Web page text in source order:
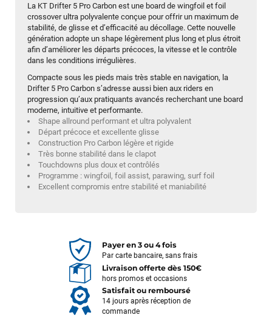
La KT Drifter 5 Pro Carbon est une board de wingfoil et foil
crossover ultra polyvalente conçue pour offrir un maximum de
stabilité, de glisse et d’efficacité au décollage. Cette nouvelle
génération adopte un shape légèrement plus long et plus étroit
afin d’améliorer les départs précoces, la vitesse et le contrôle
dans les conditions irrégulières.
Compacte sous les pieds mais très stable en navigation, la
Drifter 5 Pro Carbon s’adresse aussi bien aux riders en
progression qu’aux pratiquants avancés recherchant une board
moderne, intuitive et performante.
Shape allround performant et ultra polyvalent
Départ précoce et excellente glisse
Construction Pro Carbon légère et rigide
Très bonne stabilité dans le clapot
Touchdowns plus doux et contrôlés
Programme : wingfoil, foil assist, parawing, surf foil
Excellent compromis entre stabilité et maniabilité
Payer en 3 ou 4 fois
Par carte bancaire, sans frais
Livraison offerte dès 150€
hors promos et occasions
Satisfait ou remboursé
14 jours après réception de
commande